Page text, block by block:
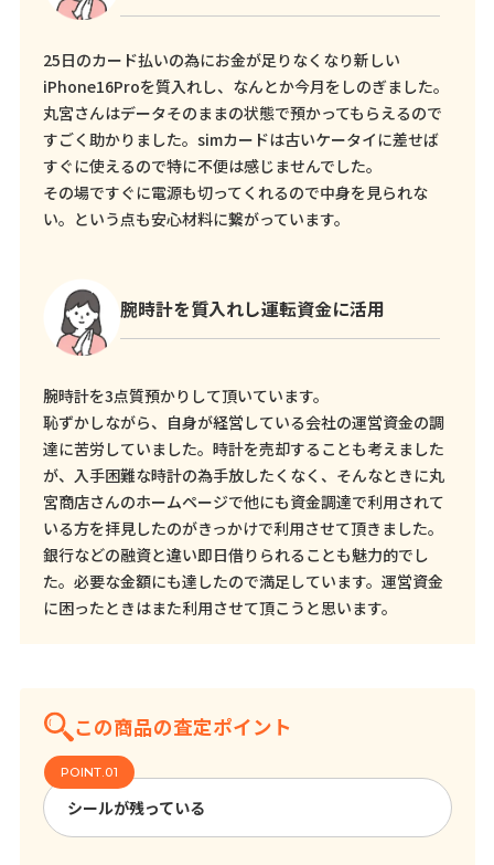
25日のカード払いの為にお金が足りなくなり新しい
iPhone16Proを質入れし、なんとか今月をしのぎました。
丸宮さんはデータそのままの状態で預かってもらえるので
すごく助かりました。simカードは古いケータイに差せば
すぐに使えるので特に不便は感じませんでした。
その場ですぐに電源も切ってくれるので中身を見られな
い。という点も安心材料に繋がっています。
腕時計を質入れし運転資金に活用
腕時計を3点質預かりして頂いています。
恥ずかしながら、自身が経営している会社の運営資金の調
達に苦労していました。時計を売却することも考えました
が、入手困難な時計の為手放したくなく、そんなときに丸
宮商店さんのホームページで他にも資金調達で利用されて
いる方を拝見したのがきっかけで利用させて頂きました。
銀行などの融資と違い即日借りられることも魅力的でし
た。必要な金額にも達したので満足しています。運営資金
に困ったときはまた利用させて頂こうと思います。
この商品の査定ポイント
シールが残っている